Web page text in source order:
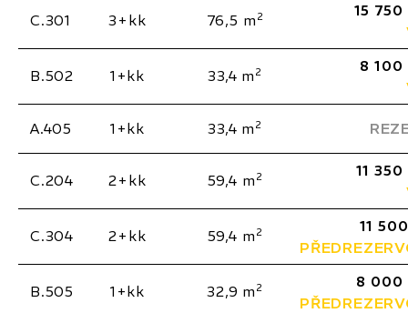
C.301 3+kk 76,5 m 2
15
B.502 1+kk 33,4 m 2
8 100
A.405 1+kk 33,4 m 2
C.204 2+kk 59,4 m 2
11
C.304 2+kk 59,4 m 2
11
B.505 1+kk 32,9 m 2
8 000